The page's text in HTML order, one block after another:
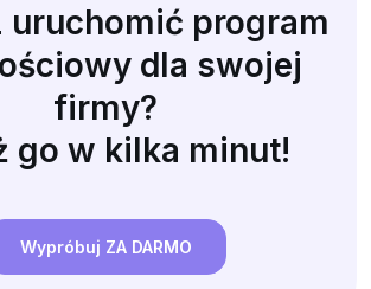
uruchomić program
dla swojej
firmy?
go w kilka minut!
Wypróbuj ZA DARMO